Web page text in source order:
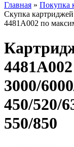
Главная » Покупка
Скупка
4481A002 по
3000/
450/520/
550/850